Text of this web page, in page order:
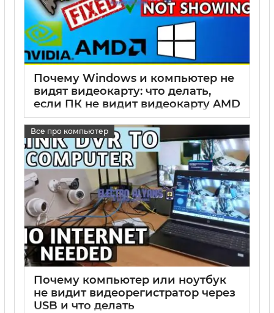
Почему Windows и компьютер не
видят видеокарту: что делать,
если ПК не видит видеокарту AMD
или новую видеокарту
17 05 2025 0
Все про компьютер
Почему компьютер или ноутбук
не видит видеорегистратор через
USB и что делать